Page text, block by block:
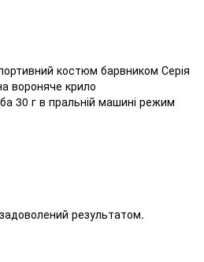
костюм барвником Серія
вороняче крило
30 г в пральній машині режим
результатом.